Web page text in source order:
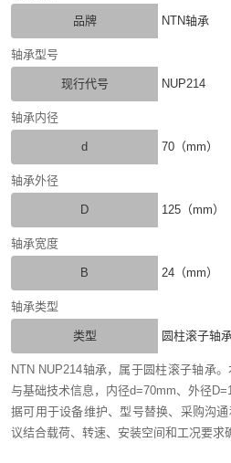
品牌 NTN轴承
轴承型号
现行代号 NUP214
轴承内径
d 70（mm）
轴承外径
D 125（mm）
轴承宽度
B 24（mm）
轴承类型
类型 圆柱滚子轴
NTN NUP214轴承，属于圆柱滚子轴承
与基础技术信息，内径d=70mm、外径
据可用于设备维护、型号替换、采购沟
议结合载荷、转速、安装空间和工况要求